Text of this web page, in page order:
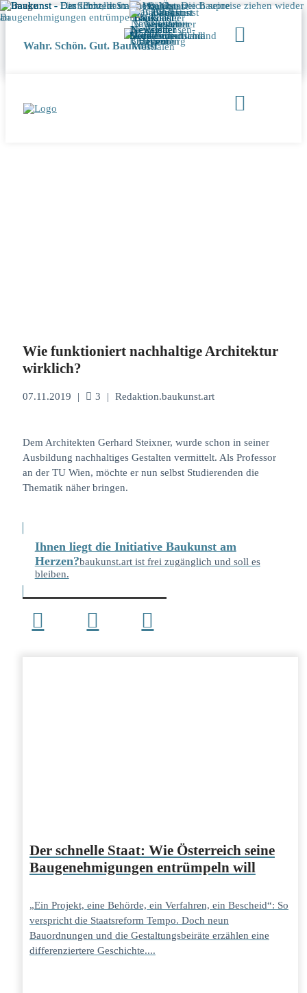
Wahr. Schön. Gut. Baukunst
Wie funktioniert nachhaltige Architektur
wirklich?
07.11.2019 | 3 | Redaktion.baukunst.art
Dem Architekten Gerhard Steixner, wurde schon in seiner
Ausbildung nachhaltiges Gestalten vermittelt. Als Professor
an der TU Wien, möchte er nun selbst Studierenden die
Thematik näher bringen.
Ihnen liegt die Initiative Baukunst am
Herzen?baukunst.art ist frei zugänglich und soll es
bleiben.
Der schnelle Staat: Wie Österreich seine
Baugenehmigungen entrümpeln will
„Ein Projekt, eine Behörde, ein Verfahren, ein Bescheid“: So
verspricht die Staatsreform Tempo. Doch neun
Bauordnungen und die Gestaltungsbeiräte erzählen eine
differenziertere Geschichte....